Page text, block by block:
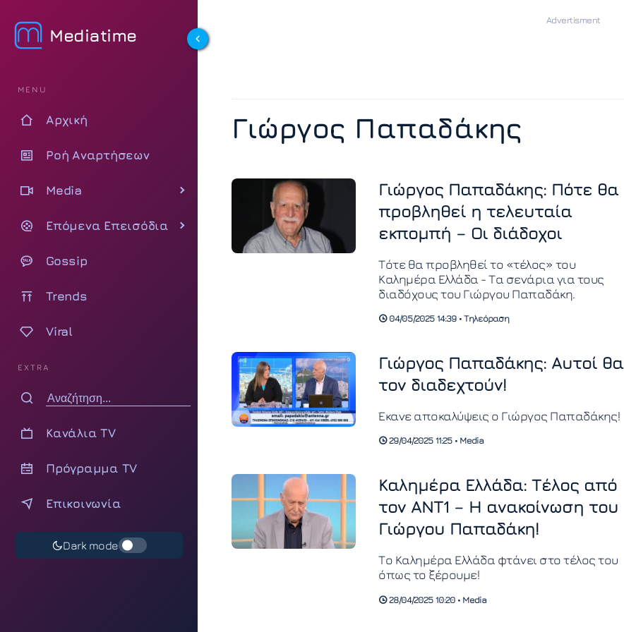
Mediatime
MENU
Αρχική
Ροή Αναρτήσεων
Media
Επόμενα Επεισόδια
Gossip
Trends
Viral
EXTRA
Κανάλια TV
Πρόγραμμα TV
Επικοινωνία
Dark mode
Γιώργος Παπαδάκης
Γιώργος Παπαδάκης: Πότε θα
προβληθεί η τελευταία
εκπομπή – Οι διάδοχοι
Τότε θα προβληθεί το «τέλος» του
Καλημέρα Ελλάδα - Τα σενάρια για τους
διαδόχους του Γιώργου Παπαδάκη.
04/05/2025 14:39 • Τηλεόραση
Γιώργος Παπαδάκης: Αυτοί θα
τον διαδεχτούν!
Έκανε αποκαλύψεις ο Γιώργος Παπαδάκης!
29/04/2025 11:25 • Media
Καλημέρα Ελλάδα: Τέλος από
τον ANT1 – Η ανακοίνωση του
Γιώργου Παπαδάκη!
Το Καλημέρα Ελλάδα φτάνει στο τέλος του
όπως το ξέρουμε!
28/04/2025 10:20 • Media